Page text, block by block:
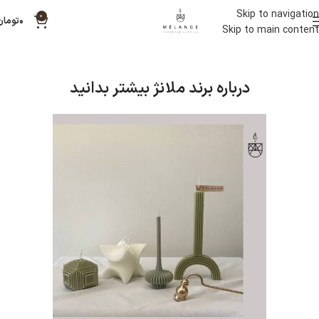
Skip to navigation
Skip to main content
0 ۰
درباره برند ملانژ بیشتر بدانید